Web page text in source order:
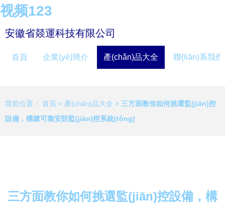
视频123
安徽省燚運科技有限公司
首頁 企業(yè)簡介 產(chǎn)品大全 聯(lián)系我們
當前位置： 首頁 > 產(chǎn)品大全 > 三方面教你如何挑選監(jiān)控
設備，構建可靠安防監(jiān)控系統(tǒng)
三方面教你如何挑選監(jiān)控設備，構